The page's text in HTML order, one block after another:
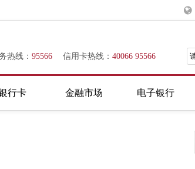
热线： 95566 信用卡热线： 40066 95566
行卡 金融市场 电子银行